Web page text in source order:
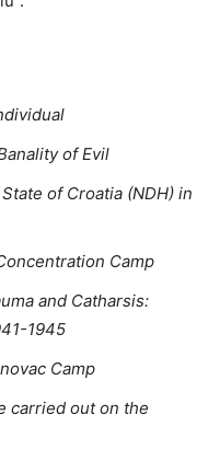
of Evil
of Croatia (NDH) in
Camp
and Catharsis:
1945
Camp
carried out on the